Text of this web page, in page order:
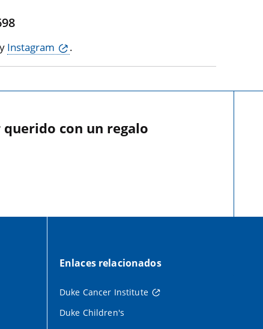
y Instagram .
con un regalo
Enlaces relacionados
Duke Cancer Institute
Duke Children's